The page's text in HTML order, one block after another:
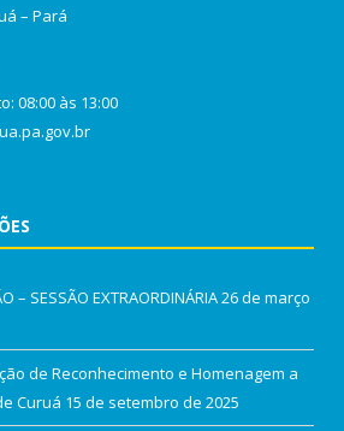
– Pará
08:00 às 13:00
– SESSÃO EXTRAORDINÁRIA26 de março
de Reconhecimento e Homenagem a
Curuá 15 de setembro de 2025